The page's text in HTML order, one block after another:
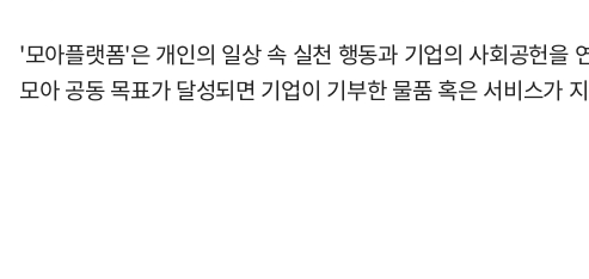
'모아플랫폼'은 개인의 일상 속 실천 행동과 기업의 사회공헌을
모아 공동 목표가 달성되면 기업이 기부한 물품 혹은 서비스가